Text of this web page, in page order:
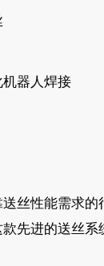
器人焊接
丝性能需求
先进的送丝